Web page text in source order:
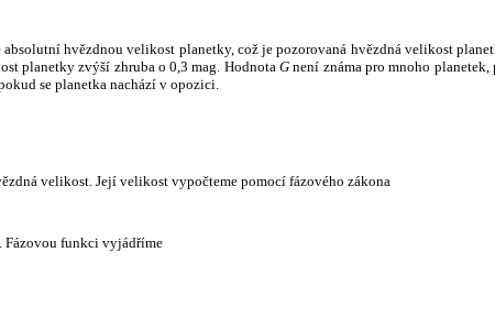
hvězdnou velikost planetky, což je pozorovaná hvězdná velikost
planetky zvýší zhruba o 0,3 mag. HodnotaG není známa pro mnoho
se planetka nachází v opozici.
velikost. Její velikost vypočteme pomocí fázového zákona
Fázovou funkci vyjádříme